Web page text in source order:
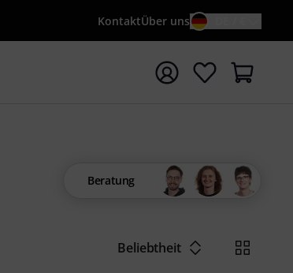
KontaktÜber uns
{searchTerm} starten
Beratung
Beliebtheit